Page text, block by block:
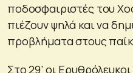
ποδοσφαιριστές του
πιέζουν ψηλά και να
προβλήματα στους
Στο 29’ οι